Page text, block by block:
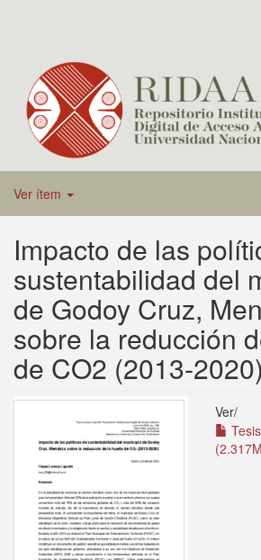
Ver ítem
Impacto de las
sustentabilidad del
de Godoy Cruz,
sobre la reducción
de CO2 (2013-2020)
Ver/